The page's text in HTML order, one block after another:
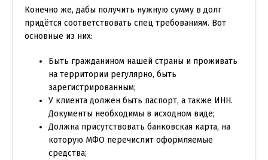
Конечно же, дабы получить нужную сумму в долг
придётся соответствовать спец требованиям. Вот
основные из них:
Быть гражданином нашей страны и проживать
на территории регулярно, быть
зарегистрированным;
У клиента должен быть паспорт, а также ИНН.
Документы необходимы в исходном виде;
Должна присутствовать банковская карта, на
которую МФО перечислит оформляемые
средства;